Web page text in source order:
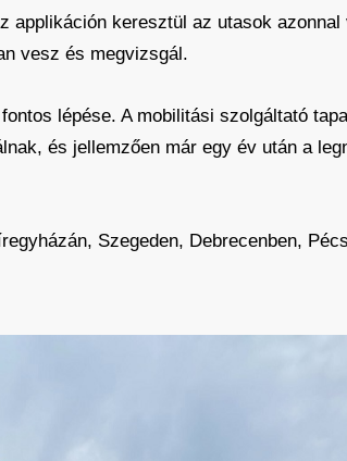
applikáción keresztül az utasok
vesz és megvizsgál.
lépése. A mobilitási szolgáltató
és jellemzően már egy év után a
Szegeden, Debrecenben,